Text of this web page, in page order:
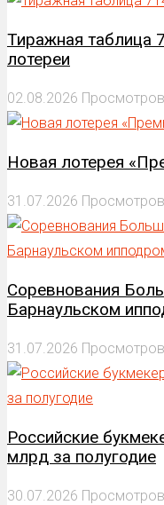
Тиражная таблица
лотереи
02.08.2026
Новая лотерея
31.07.2026
Соревнования
Барнаульском
31.07.2026
Российские
млрд за полугодие
30.07.2026